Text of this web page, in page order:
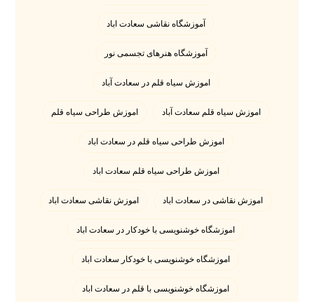
آموزشگاه نقاشی سعادت اباد
آموزشگاه هنرهای تجسمی نور
اموزش سیاه قلم در سعادت آباد
اموزش سیاه قلم سعادت آباد اموزش طراحی سیاه قلم
اموزش طراحی سیاه قلم در سعادت اباد
اموزش طراحی سیاه قلم سعادت اباد
اموزش نقاشی در سعادت اباد اموزش نقاشی سعادت اباد
اموزشگاه خوشنویسی با خودکار در سعادت اباد
اموزشگاه خوشنویسی با خودکار سعادت اباد
اموزشگاه خوشنویسی با قلم در سعادت اباد